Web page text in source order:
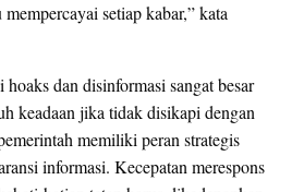
setiap kabar,” kata
hoaks dan disinformasi sangat besar
keadaan jika tidak disikapi dengan
memiliki peran strategis
informasi. Kecepatan merespons